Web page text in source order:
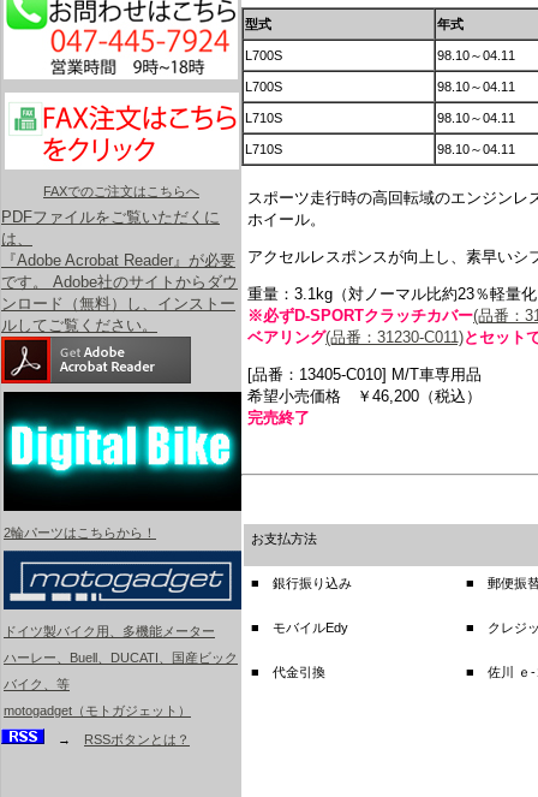
FAXでのご注文はこちらへ
PDFファイルをご覧いただくに
は、
『Adobe Acrobat Reader』が必要
です。 Adobe社のサイトからダウ
ンロード（無料）し、インストー
ルしてご覧ください。
2輪パーツはこちらから！
ドイツ製バイク用、多機能メーター
ハーレー、Buell、DUCATI、国産ビック
バイク、等
motogadget（モトガジェット）
→ RSSボタンとは？
型式 年式
L700S 98.10～04.11
L700S 98.10～04.11
L710S 98.10～04.11
L710S 98.10～04.11
スポーツ走行時の高回転域のエンジン
ホイール。
アクセルレスポンスが向上し、素早いシ
重量：3.1kg（対ノーマル比約23％軽量
※必ずD-SPORTクラッチカバー(品番：
ベアリング(品番：31230-C011)とセット
[品番：13405-C010] M/T車専用品
希望小売価格 ￥46,200（税込）
完売終了
お支払方法
■ 銀行振り込み ■ 郵便振
■ モバイルEdy ■ クレジ
■ 代金引換 ■ 佐川 ｅ-